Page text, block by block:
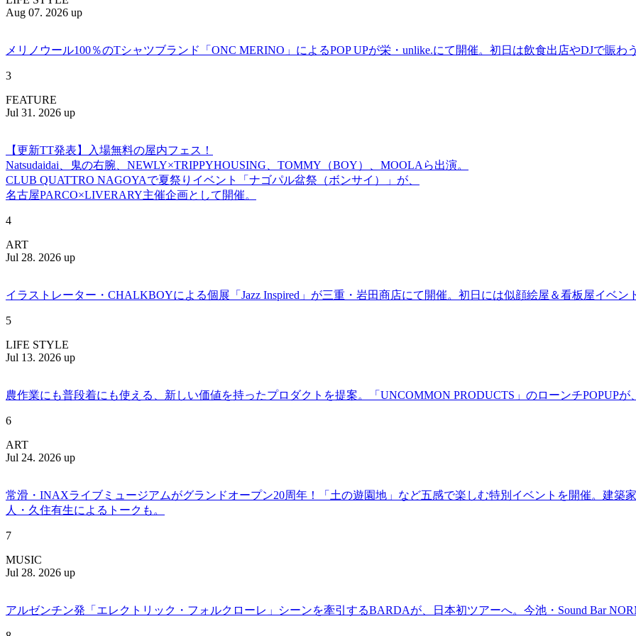
Aug 07. 2026 up
メリノウール100％のTシャツブランド「ONC MERINO」によるPOP UPが栄・unlike.にて開催。初日は飲食出店やDJで賑わ
3
FEATURE
Jul 31. 2026 up
【更新TT発表】入場無料の屋内フェス！
Natsudaidai、鬼の右腕、NEWLY×TRIPPYHOUSING、TOMMY（BOY）、MOOLAら出演。
CLUB QUATTRO NAGOYAで夏祭りイベント「ナゴパル盆祭（ボンサイ）」が、
名古屋PARCO×LIVERARY主催企画として開催。
4
ART
Jul 28. 2026 up
イラストレーター・CHALKBOYによる個展「Jazz Inspired」が三重・岩田商店にて開催。初日には似顔絵屋＆看板屋イベン
5
LIFE STYLE
Jul 13. 2026 up
農作業にも普段着にも使える、新しい価値を持ったプロダクトを提案。「UNCOMMON PRODUCTS」のローンチPOPUPが
6
ART
Jul 24. 2026 up
常滑・INAXライブミュージアムがグランドオープン20周年！「土の遊園地」など五感で楽しむ特別イベントを開催。建築
人・久住有生によるトークも。
7
MUSIC
Jul 28. 2026 up
アルゼンチン発「エレクトリック・フォルクローレ」シーンを牽引するBARDAが、日本初ツアーへ。今池・Sound Bar